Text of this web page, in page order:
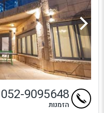
052-9095648
הזמנות